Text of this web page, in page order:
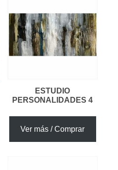
ESTUDIO
PERSONALIDADES 4
Ver más / Comprar